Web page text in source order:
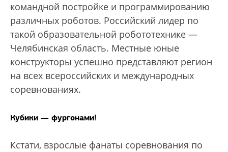
командной постройке и программированию
различных роботов. Российский лидер по
такой образовательной робототехнике —
Челябинская область. Местные юные
конструкторы успешно представляют регион
на всех всероссийских и международных
соревнованиях.
Кубики — фургонами!
Кстати, взрослые фанаты соревнования по